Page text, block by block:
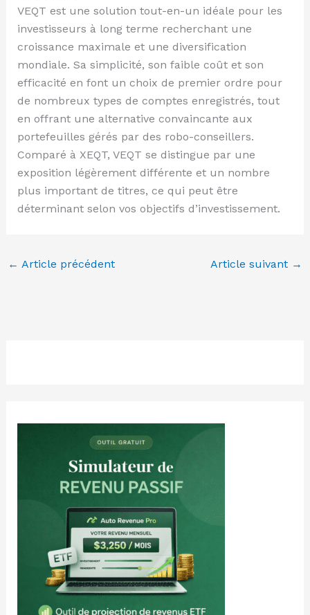
VEQT est une solution tout-en-un idéale pour les
investisseurs à long terme recherchant une
croissance maximale et une diversification
mondiale. Sa simplicité, son faible coût et son
efficacité en font un choix de premier ordre pour
de nombreux types de comptes enregistrés, tout
en offrant une alternative convaincante aux
portefeuilles gérés par des robo-conseillers.
Comparé à XEQT, VEQT se distingue par une
exposition légèrement différente et un nombre
plus important de titres, ce qui peut être
déterminant selon vos objectifs d’investissement.
← Article précédent Article suivant →